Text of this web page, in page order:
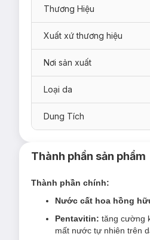
30mlx2
Da thiếu ẩm – thiếu
Da khô ráp, thiếu độ đàn
Ưu thế nổi bật của
Nước cất hoa hồng
Pentavitintăng cường
Thương Hiệu
Xuất xứ thương hiệu
Nơi sản xuất
Loại da
Dung Tích
Thành phần sản phẩm
Thành phần chính:
Nước cất hoa hồng
Pentavitin: tăng cường
mất nước tự nhiên trên